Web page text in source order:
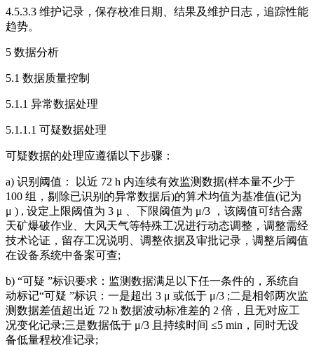
4.5.3.3 维护记录，保存校准日期、结果及维护日志，追踪性能
趋势。
5 数据分析
5.1 数据质量控制
5.1.1 异常数据处理
5.1.1.1 可疑数据处理
可疑数据的处理应遵循以下步骤：
a) 识别阈值： 以近 72 h 内连续有效监测数据(样本量不少于
100 组，剔除已识别的异常数据后)的算术均值为基准值(记为
μ ) , 设定上限阈值为 3 μ 、下限阈值为 μ/3 ，该阈值可结合露
天矿爆破作业、大风天气等特殊工况进行动态调整，调整需经
技术论证，留存工况说明、调整依据及审批记录，调整后阈值
在设备系统中备案可查;
b) “可疑 ”标识要求：监测数据满足以下任一条件的，系统自
动标记“可疑 ”标识：一是超出 3 μ 或低于 μ/3 ;二是相邻两次监
测数据差值超出近 72 h 数据波动标准差的 2 倍，且无对应工
况变化记录;三是数据低于 μ/3 且持续时间 ≤5 min，同时无设
备低量程校准记录;